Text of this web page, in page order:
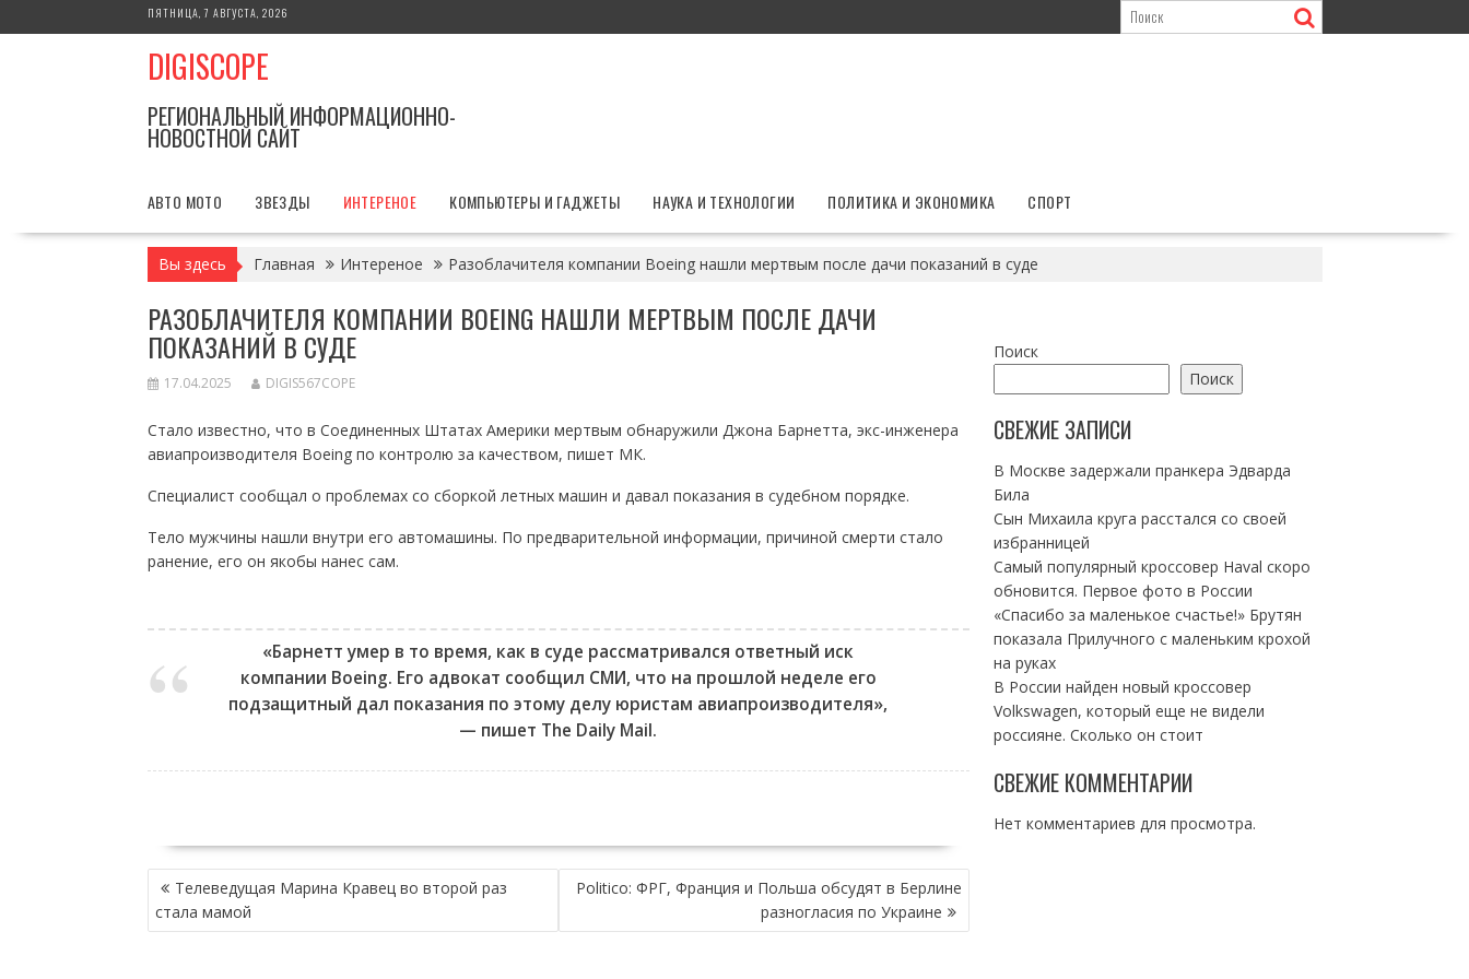
к
ПЯТНИЦА, 7 АВГУСТА, 2026
DIGISCOPE
РЕГИОНАЛЬНЫЙ ИНФОРМАЦИОННО-
НОВОСТНОЙ САЙТ
АВТО МОТО ЗВЕЗДЫ ИНТЕРЕНОЕ КОМПЬЮТЕРЫ И ГАДЖЕТЫ НАУКА И ТЕХНОЛОГИИ ПОЛИТИКА И ЭКОНОМИКА СПОРТ
Вы здесь Главная Интереное Разоблачителя компании Boeing нашли мертвым после дачи показаний в суде
РАЗОБЛАЧИТЕЛЯ КОМПАНИИ BOEING НАШЛИ МЕРТВЫМ ПОСЛЕ ДАЧИ
ПОКАЗАНИЙ В СУДЕ
17.04.2025 DIGIS567COPE
Стало известно, что в Соединенных Штатах Америки мертвым обнаружили Джона Барнетта, экс-инженера
авиапроизводителя Boeing по контролю за качеством, пишет МК.
Специалист сообщал о проблемах со сборкой летных машин и давал показания в судебном порядке.
Тело мужчины нашли внутри его автомашины. По предварительной информации, причиной смерти стало
ранение, его он якобы нанес сам.
«Барнетт умер в то время, как в суде рассматривался ответный иск
компании Boeing. Его адвокат сообщил СМИ, что на прошлой неделе его
подзащитный дал показания по этому делу юристам авиапроизводителя»,
— пишет The Daily Mail.
НАВИГАЦИЯ
ПО
ЗАПИСЯМ
Телеведущая Марина Кравец во второй раз
стала мамой
Politico: ФРГ, Франция и Польша обсудят в Берлине
разногласия по Украине
Поиск
Поиск
СВЕЖИЕ ЗАПИСИ
В Москве задержали пранкера Эдварда
Била
Сын Михаила круга расстался со своей
избранницей
Самый популярный кроссовер Haval скоро
обновится. Первое фото в России
«Спасибо за маленькое счастье!» Брутян
показала Прилучного с маленьким крохой
на руках
В России найден новый кроссовер
Volkswagen, который еще не видели
россияне. Сколько он стоит
СВЕЖИЕ КОММЕНТАРИИ
Нет комментариев для просмотра.